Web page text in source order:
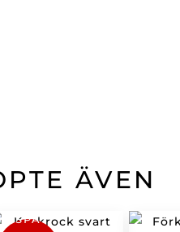
ÄVEN
SPA